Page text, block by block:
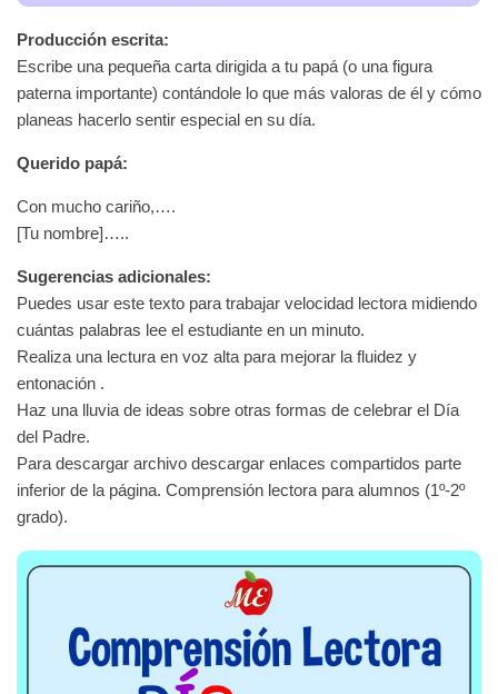
Producción escrita:
Escribe una pequeña carta dirigida a tu papá (o una figura
paterna importante) contándole lo que más valoras de él y cómo
planeas hacerlo sentir especial en su día.
Querido papá:
Con mucho cariño,….
[Tu nombre]…..
Sugerencias adicionales:
Puedes usar este texto para trabajar velocidad lectora midiendo
cuántas palabras lee el estudiante en un minuto.
Realiza una lectura en voz alta para mejorar la fluidez y
entonación .
Haz una lluvia de ideas sobre otras formas de celebrar el Día
del Padre.
Para descargar archivo descargar enlaces compartidos parte
inferior de la página. Comprensión lectora para alumnos (1º-2º
grado).